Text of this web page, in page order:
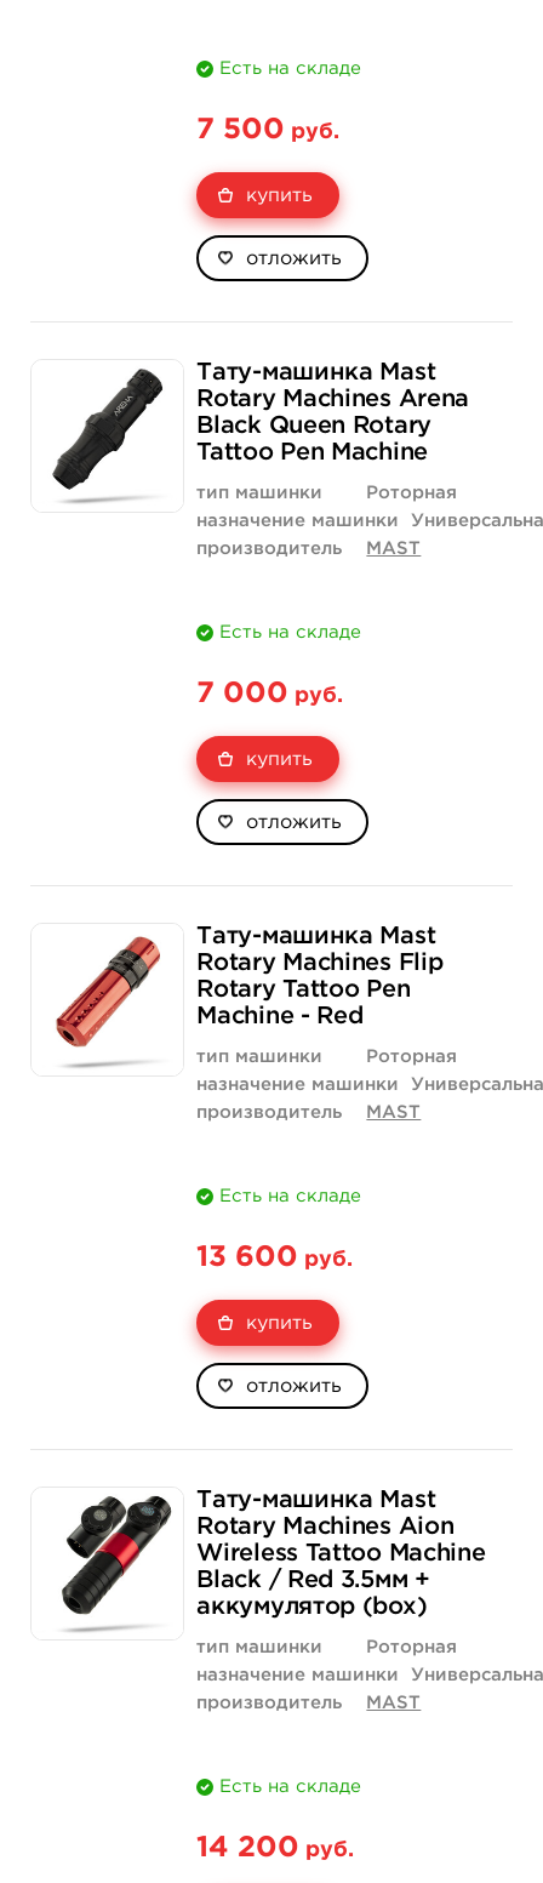
Есть на складе
7 500 руб.
купить
отложить
Тату-машинка Mast
Rotary Machines Arena
Black Queen Rotary
Tattoo Pen Machine
тип машинки
Роторная
назначение машинки
производитель
MAST
Есть на складе
7 000 руб.
купить
отложить
Тату-машинка Mast
Rotary Machines Flip
Rotary Tattoo Pen
Machine - Red
тип машинки
Роторная
назначение машинки
производитель
MAST
Есть на складе
13 600 руб.
купить
отложить
Тату-машинка Mast
Rotary Machines Aion
Wireless Tattoo Machine
Black / Red 3.5мм +
аккумулятор (box)
тип машинки
Роторная
назначение машинки
производитель
MAST
Есть на складе
14 200 руб.